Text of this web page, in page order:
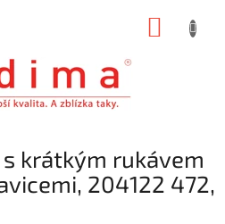
krátkým rukávem
204122 472,